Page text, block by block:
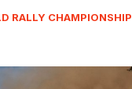
RALLY CHAMPIONSHIP